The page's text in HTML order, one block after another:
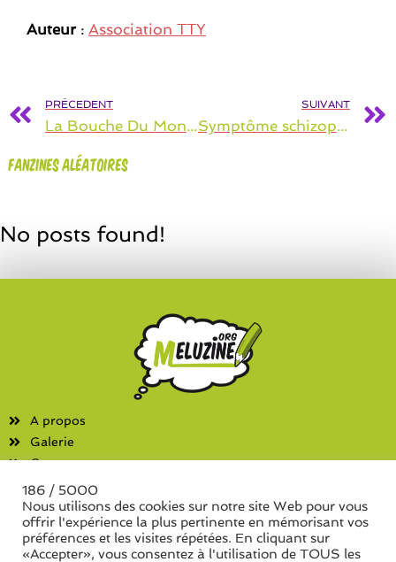
Auteur: Association TTY
PRÉCEDENT
La Bouche Du Monde
SUIVANT
Symptôme schizophrènique
Fanzines aléatoires
No posts found!
A propos
Galerie
Contact
Fanzines
Liste des associations
Liste des séries de fanzine
186 / 5000
Nous utilisons des cookies sur notre site Web pour vous
offrir l'expérience la plus pertinente en mémorisant vos
préférences et les visites répétées. En cliquant sur
«Accepter», vous consentez à l'utilisation de TOUS les